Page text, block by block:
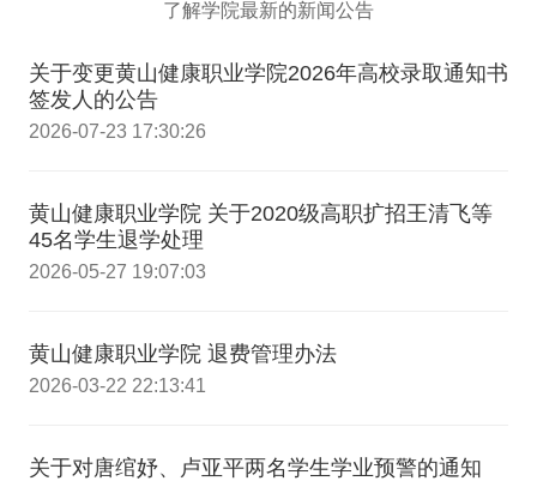
了解学院最新的新闻公告
关于变更黄山健康职业学院2026年高校录取通知书
签发人的公告
2026-07-23 17:30:26
黄山健康职业学院 关于2020级高职扩招王清飞等
45名学生退学处理
2026-05-27 19:07:03
黄山健康职业学院 退费管理办法
2026-03-22 22:13:41
关于对唐绾妤、卢亚平两名学生学业预警的通知